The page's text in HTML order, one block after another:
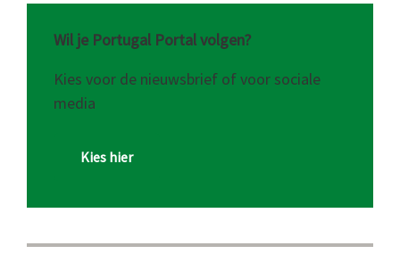
Wil je Portugal Portal volgen?
Kies voor de nieuwsbrief of voor sociale
media
Kies hier